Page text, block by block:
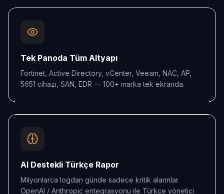
Tek Panoda Tüm Altyapı
Fortinet, Active Directory, vCenter, Veeam, NAC, AP,
5651 cihazı, SAN, EDR — 100+ marka tek ekranda.
AI Destekli Türkçe Rapor
Milyonlarca logdan günde sadece kritik alarmlar.
OpenAI / Anthropic entegrasyonu ile Türkçe yönetici